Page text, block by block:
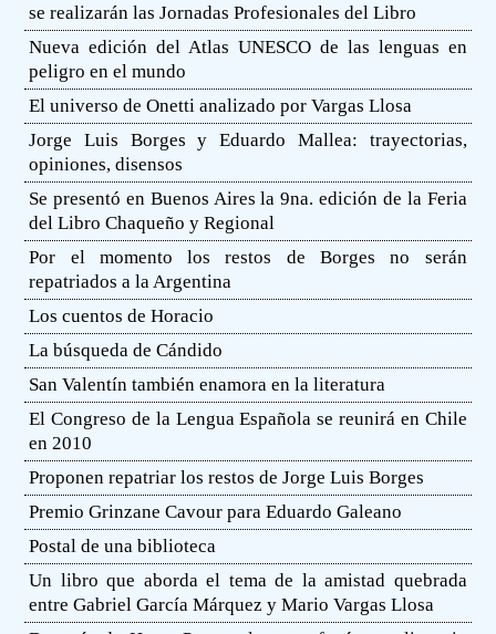
se realizarán las Jornadas Profesionales del Libro
Nueva edición del Atlas UNESCO de las lenguas en
peligro en el mundo
El universo de Onetti analizado por Vargas Llosa
Jorge Luis Borges y Eduardo Mallea: trayectorias,
opiniones, disensos
Se presentó en Buenos Aires la 9na. edición de la Feria
del Libro Chaqueño y Regional
Por el momento los restos de Borges no serán
repatriados a la Argentina
Los cuentos de Horacio
La búsqueda de Cándido
San Valentín también enamora en la literatura
El Congreso de la Lengua Española se reunirá en Chile
en 2010
Proponen repatriar los restos de Jorge Luis Borges
Premio Grinzane Cavour para Eduardo Galeano
Postal de una biblioteca
Un libro que aborda el tema de la amistad quebrada
entre Gabriel García Márquez y Mario Vargas Llosa